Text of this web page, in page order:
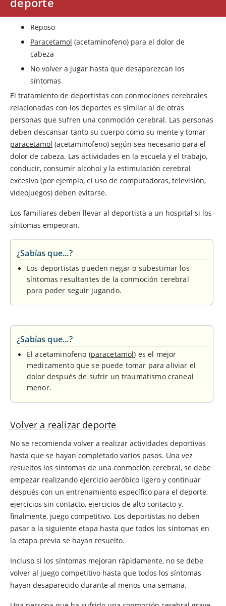
Reposo
Paracetamol (acetaminofeno) para el dolor de
cabeza
No volver a jugar hasta que desaparezcan los
síntomas
El tratamiento de deportistas con conmociones cerebrales
relacionadas con los deportes es similar al de otras
personas que sufren una conmoción cerebral. Las personas
deben descansar tanto su cuerpo como su mente y tomar
paracetamol (acetaminofeno) según sea necesario para el
dolor de cabeza. Las actividades en la escuela y el trabajo,
conducir, consumir alcohol y la estimulación cerebral
excesiva (por ejemplo, el uso de computadoras, televisión,
videojuegos) deben evitarse.
Los familiares deben llevar al deportista a un hospital si los
síntomas empeoran.
¿Sabías que...?
Los deportistas pueden negar o subestimar los
síntomas resultantes de la conmoción cerebral
para poder seguir jugando.
¿Sabías que...?
El acetaminofeno (paracetamol) es el mejor
medicamento que se puede tomar para aliviar el
dolor después de sufrir un traumatismo craneal
menor.
Volver a realizar deporte
No se recomienda volver a realizar actividades deportivas
hasta que se hayan completado varios pasos. Una vez
resueltos los síntomas de una conmoción cerebral, se debe
empezar realizando ejercicio aeróbico ligero y continuar
después con un entrenamiento específico para el deporte,
ejercicios sin contacto, ejercicios de alto contacto y,
finalmente, juego competitivo. Los deportistas no deben
pasar a la siguiente etapa hasta que todos los síntomas en
la etapa previa se hayan resuelto.
Incluso si los síntomas mejoran rápidamente, no se debe
volver al juego competitivo hasta que todos los síntomas
hayan desaparecido durante al menos una semana.